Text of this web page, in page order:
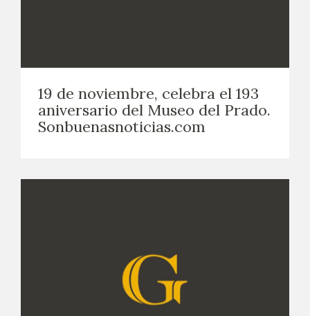
19 de noviembre, celebra el 193
aniversario del Museo del Prado.
Sonbuenasnoticias.com